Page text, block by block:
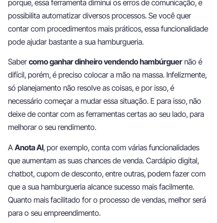
porque, essa ferramenta diminui os erros de comunicação, e
possibilita automatizar diversos processos. Se você quer
contar com procedimentos mais práticos, essa funcionalidade
pode ajudar bastante a sua hamburgueria.
Sabercomo ganhar dinheiro vendendo hambúrguernão é
difícil, porém, é preciso colocar a mão na massa. Infelizmente,
só planejamento não resolve as coisas, e por isso, é
necessário começar a mudar essa situação. E para isso, não
deixe de contar com as ferramentas certas ao seu lado, para
melhorar o seu rendimento.
A Anota AI, por exemplo, conta com várias funcionalidades
que aumentam as suas chances de venda. Cardápio digital,
chatbot, cupom de desconto, entre outras, podem fazer com
que a sua hamburgueria alcance sucesso mais facilmente.
Quanto mais facilitado for o processo de vendas, melhor será
para o seu empreendimento.